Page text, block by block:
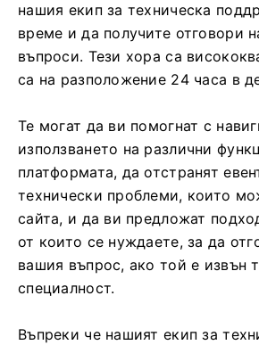
нашия екип за техническа
време и да получите отговори
въпроси. Тези хора са
са на разположение 24 часа в
Те могат да ви помогнат с
използването на различни
платформата, да отстранят
технически проблеми, които
сайта, и да ви предложат
от които се нуждаете, за да
вашия въпрос, ако той е извън
специалност.
Въпреки че нашият екип за